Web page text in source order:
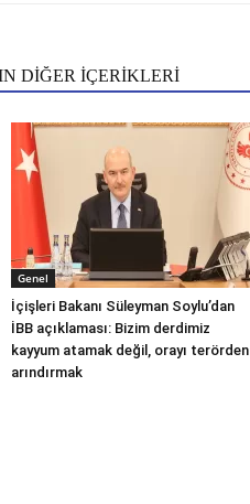
DİĞER İÇERİKLERİ
Genel
İçişleri Bakanı Süleyman Soylu’dan
İBB açıklaması: Bizim derdimiz
kayyum atamak değil, orayı terörden
arındırmak